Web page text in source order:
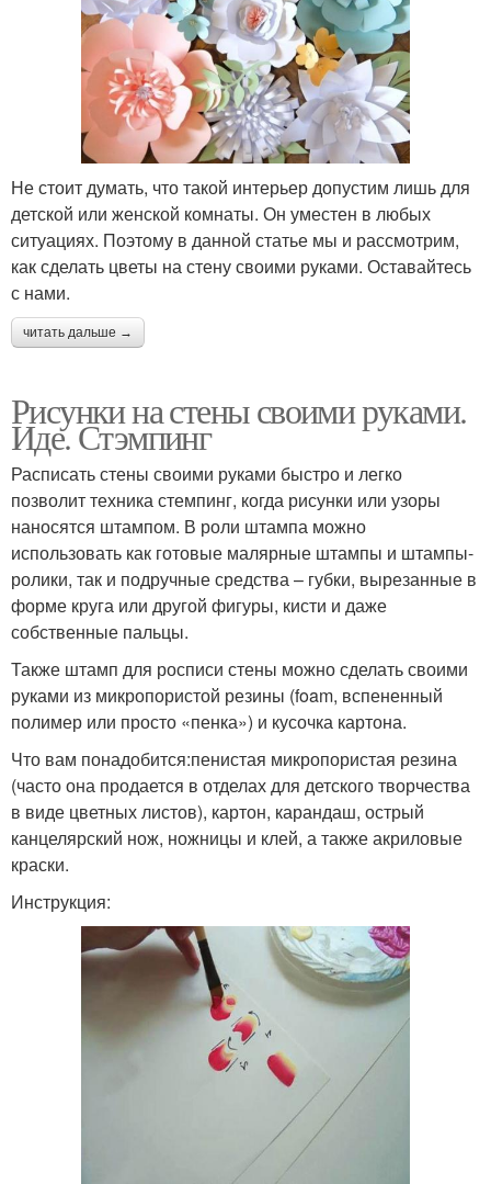
Не стоит думать, что такой интерьер допустим лишь для
детской или женской комнаты. Он уместен в любых
ситуациях. Поэтому в данной статье мы и рассмотрим,
как сделать цветы на стену своими руками. Оставайтесь
с нами.
читать дальше →
Рисунки на стены своими руками.
Иде. Стэмпинг
Расписать стены своими руками быстро и легко
позволит техника стемпинг, когда рисунки или узоры
наносятся штампом. В роли штампа можно
использовать как готовые малярные штампы и штампы-
ролики, так и подручные средства – губки, вырезанные в
форме круга или другой фигуры, кисти и даже
собственные пальцы.
Также штамп для росписи стены можно сделать своими
руками из микропористой резины (foam, вспененный
полимер или просто «пенка») и кусочка картона.
Что вам понадобится:пенистая микропористая резина
(часто она продается в отделах для детского творчества
в виде цветных листов), картон, карандаш, острый
канцелярский нож, ножницы и клей, а также акриловые
краски.
Инструкция: